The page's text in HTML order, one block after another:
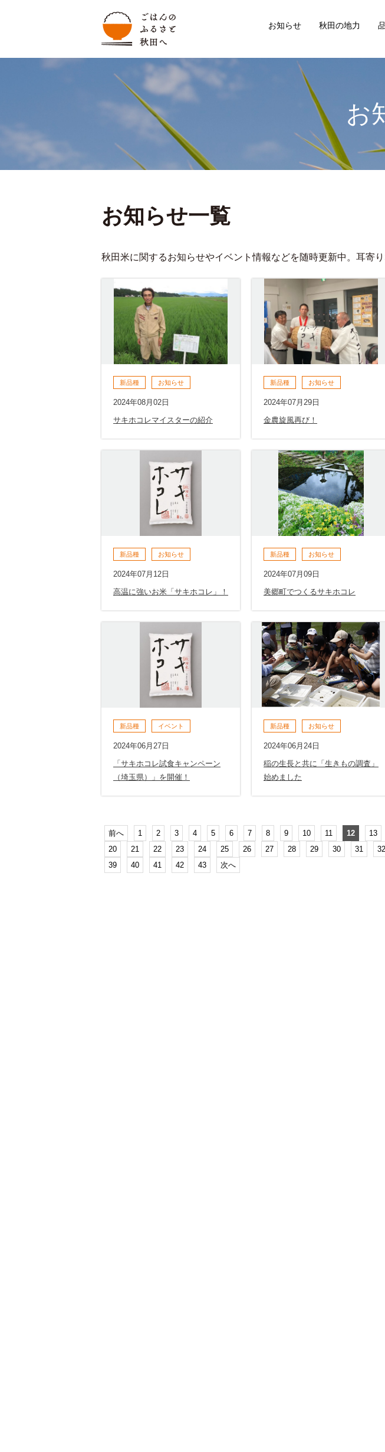
お知らせ 秋田の地力
お
お知らせ一覧
秋田米に関するお知らせやイベント情報などを随時更新中。耳寄
新品種 お知らせ
2024年08月02日
サキホコレマイスターの紹介
新品種 お知らせ
2024年07月29日
金農旋風再び！
新品種 お知らせ
2024年07月12日
高温に強いお米「サキホコレ」！
新品種 お知らせ
2024年07月09日
美郷町でつくるサキホコレ
新品種 イベント
2024年06月27日
「サキホコレ試食キャンペーン
（埼玉県）」を開催！
新品種 お知らせ
2024年06月24日
稲の生長と共に「生きもの調査」
始めました
前へ 1 2 3 4 5 6 7 8 9 10 11 12 13
20
21 22 23 24 25 26 27 28 29 30 31 32
39
40 41 42 43 次へ